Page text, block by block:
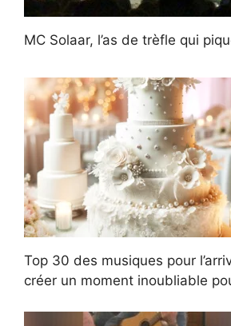
MC Solaar, l’as de trèfle qui
Top 30 des musiques pour
créer un moment inoubliable